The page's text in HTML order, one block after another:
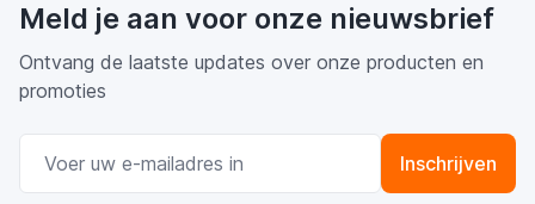
Meld je aan voor onze nieuwsbrief
Ontvang de laatste updates over onze producten en
promoties
Inschrijven